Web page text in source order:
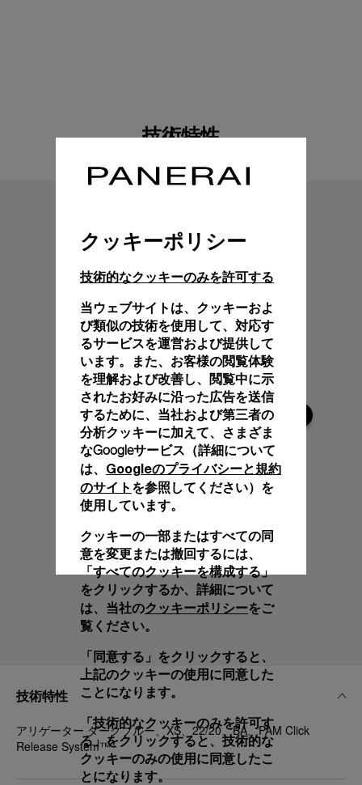
技術特性
技術特性
アリゲーター ダークブルー、XS、22/20、BA、PAM Click
Release System™
クッキーポリシー
技術的なクッキーのみを許可する
当ウェブサイトは、クッキーおよ
び類似の技術を使用して、対応す
るサービスを運営および提供して
います。また、お客様の閲覧体験
を理解および改善し、閲覧中に示
されたお好みに沿った広告を送信
するために、当社および第三者の
分析クッキーに加えて、さまざま
なGoogleサービス（詳細について
は、 Googleのプライバシーと規約
のサイト を参照してください）を
使用しています。
クッキーの一部またはすべての同
意を変更または撤回するには、
「すべてのクッキーを構成する」
をクリックするか、詳細について
は、当社のクッキーポリシーをご
覧ください。
「同意する」をクリックすると、
上記のクッキーの使用に同意した
ことになります。
「技術的なクッキーのみを許可す
る」をクリックすると、技術的な
クッキーのみの使用に同意したこ
とになります。